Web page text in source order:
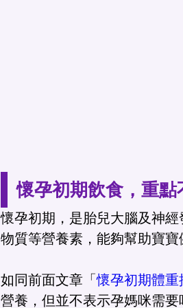
懷孕初期飲食，重
懷孕初期，是胎兒大腦及神
物質等營養素，能夠幫助寶
如同前面文章「懷孕初期體重
營養，但並不表示孕媽咪需